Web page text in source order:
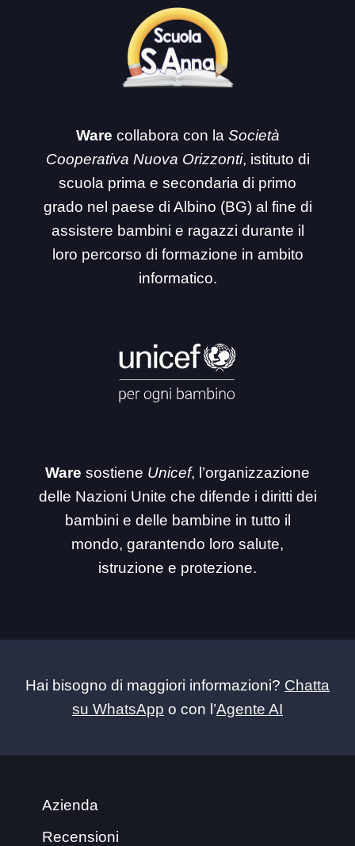
Ware collabora con la Società
Cooperativa Nuova Orizzonti, istituto di
scuola prima e secondaria di primo
grado nel paese di Albino (BG) al fine di
assistere bambini e ragazzi durante il
loro percorso di formazione in ambito
informatico.
Ware sostiene Unicef, l’organizzazione
delle Nazioni Unite che difende i diritti dei
bambini e delle bambine in tutto il
mondo, garantendo loro salute,
istruzione e protezione.
Hai bisogno di maggiori informazioni? Chatta
su WhatsApp o con l’Agente AI
Azienda
Recensioni